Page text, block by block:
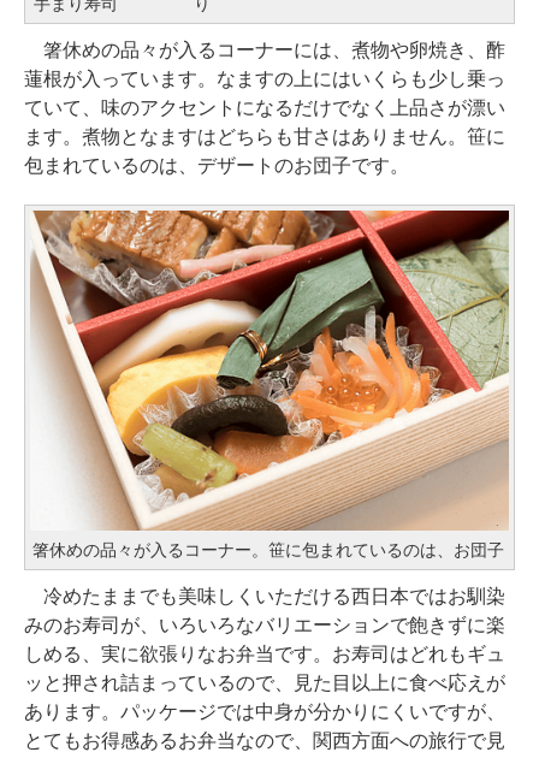
手まり寿司
り
箸休めの品々が入るコーナーには、煮物や卵焼き、酢
蓮根が入っています。なますの上にはいくらも少し乗っ
ていて、味のアクセントになるだけでなく上品さが漂い
ます。煮物となますはどちらも甘さはありません。笹に
包まれているのは、デザートのお団子です。
箸休めの品々が入るコーナー。笹に包まれているのは、お団子
冷めたままでも美味しくいただける西日本ではお馴染
みのお寿司が、いろいろなバリエーションで飽きずに楽
しめる、実に欲張りなお弁当です。お寿司はどれもギュ
ッと押され詰まっているので、見た目以上に食べ応えが
あります。パッケージでは中身が分かりにくいですが、
とてもお得感あるお弁当なので、関西方面への旅行で見